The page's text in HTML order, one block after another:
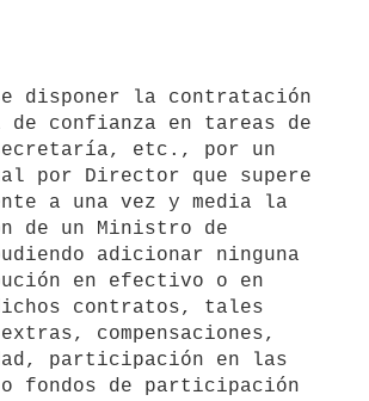
de confianza en tareas de
etc., por un
por Director que supere
a una vez y media la
de un Ministro de
adicionar ninguna
en efectivo o en
contratos, tales
compensaciones,
participación en las
fondos de participación